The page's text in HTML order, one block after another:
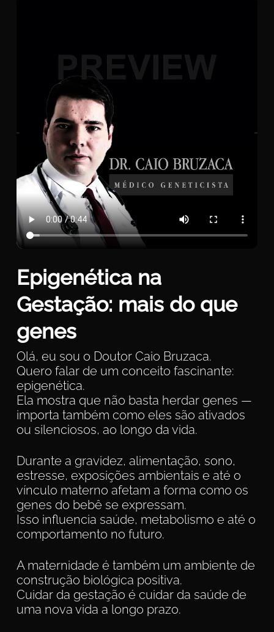
Epigenética na
Gestação: mais do que
genes
Olá, eu sou o Doutor Caio Bruzaca.
Quero falar de um conceito fascinante:
epigenética.
Ela mostra que não basta herdar genes —
importa também como eles são ativados
ou silenciosos, ao longo da vida.
Durante a gravidez, alimentação, sono,
estresse, exposições ambientais e até o
vínculo materno afetam a forma como os
genes do bebê se expressam.
Isso influencia saúde, metabolismo e até o
comportamento no futuro.
A maternidade é também um ambiente de
construção biológica positiva.
Cuidar da gestação é cuidar da saúde de
uma nova vida a longo prazo.